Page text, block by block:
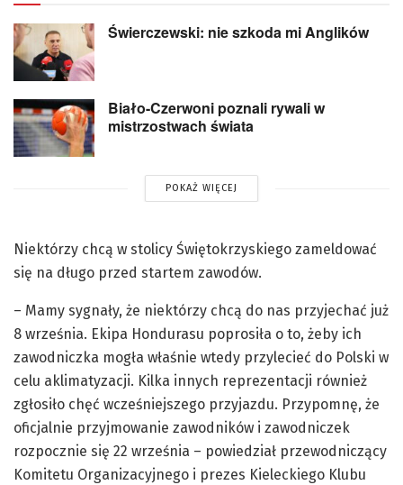
Świerczewski: nie szkoda mi Anglików
Biało-Czerwoni poznali rywali w
mistrzostwach świata
POKAŻ WIĘCEJ
Niektórzy chcą w stolicy Świętokrzyskiego zameldować
się na długo przed startem zawodów.
– Mamy sygnały, że niektórzy chcą do nas przyjechać już
8 września. Ekipa Hondurasu poprosiła o to, żeby ich
zawodniczka mogła właśnie wtedy przylecieć do Polski w
celu aklimatyzacji. Kilka innych reprezentacji również
zgłosiło chęć wcześniejszego przyjazdu. Przypomnę, że
oficjalnie przyjmowanie zawodników i zawodniczek
rozpocznie się 22 września – powiedział przewodniczący
Komitetu Organizacyjnego i prezes Kieleckiego Klubu